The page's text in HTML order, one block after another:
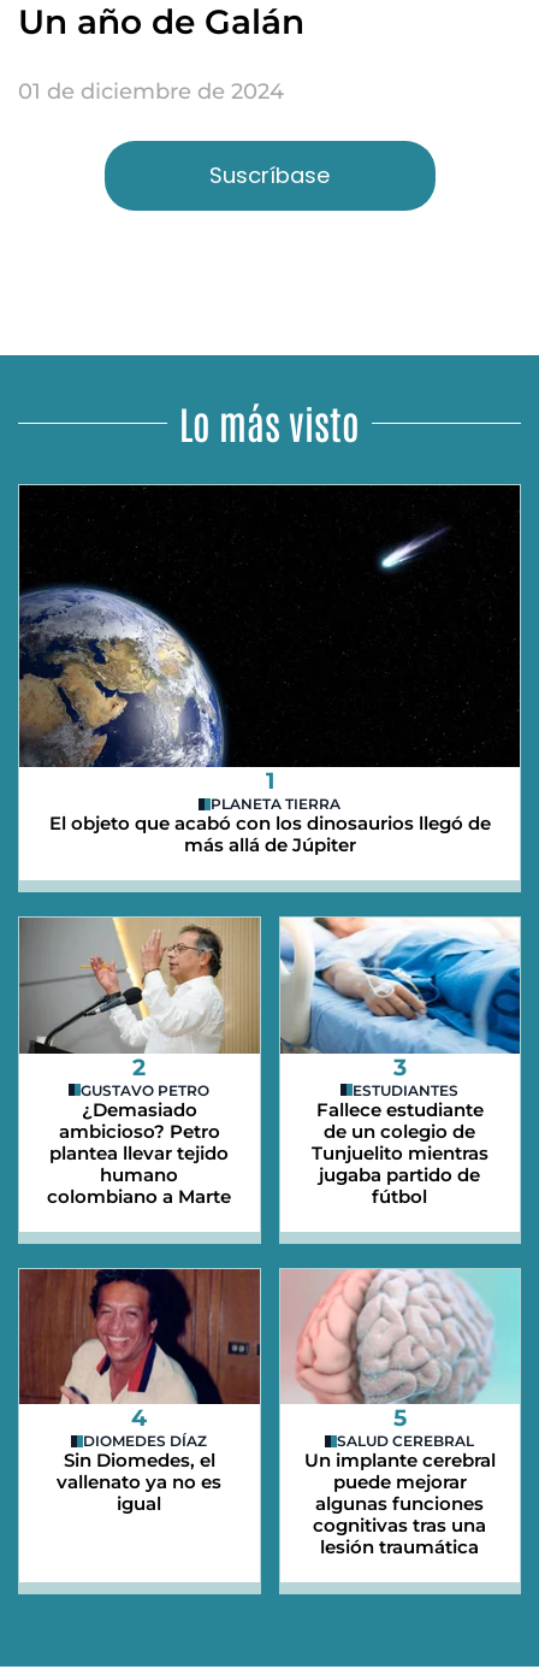
Un año de Galán
01 de diciembre de 2024
Suscríbase
Lo más visto
1
PLANETA TIERRA
El objeto que acabó con los dinosaurios llegó de
más allá de Júpiter
2
GUSTAVO PETRO
¿Demasiado
ambicioso? Petro
plantea llevar tejido
humano
colombiano a Marte
3
ESTUDIANTES
Fallece estudiante
de un colegio de
Tunjuelito mientras
jugaba partido de
fútbol
4
DIOMEDES DÍAZ
Sin Diomedes, el
vallenato ya no es
igual
5
SALUD CEREBRAL
Un implante cerebral
puede mejorar
algunas funciones
cognitivas tras una
lesión traumática